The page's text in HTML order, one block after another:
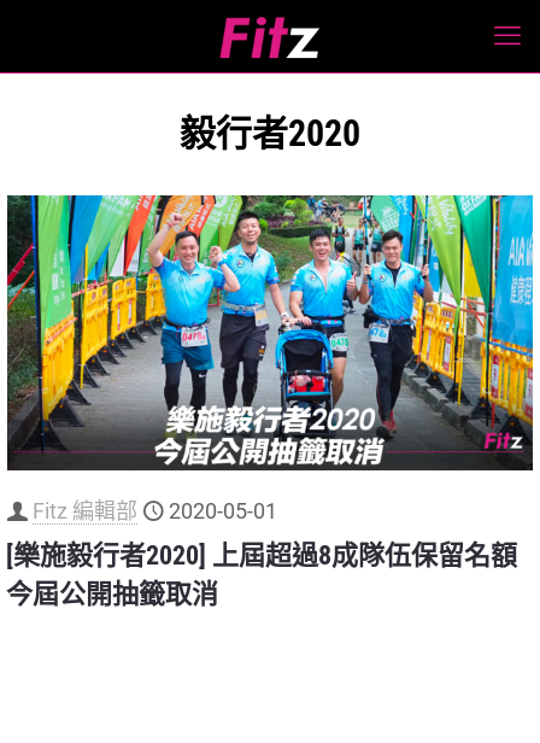
毅行者2020
Fitz 編輯部 2020-05-01
[樂施毅行者2020] 上屆超過8成隊伍保留名額
今屆公開抽籤取消